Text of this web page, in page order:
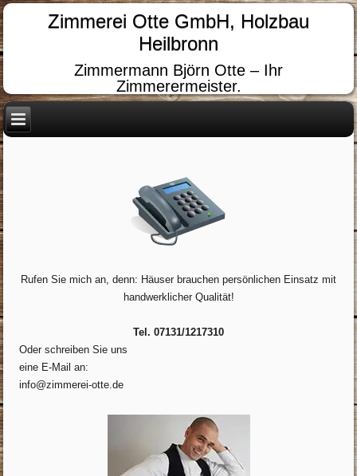
Zimmerei Otte GmbH, Holzbau
Heilbronn
Zimmermann Björn Otte – Ihr
Zimmerermeister.
Rufen Sie mich an, denn: Häuser brauchen persönlichen Einsatz mit
handwerklicher Qualität!
Tel. 07131/1217310
Oder schreiben Sie uns
eine E-Mail an:
info@zimmerei-otte.de